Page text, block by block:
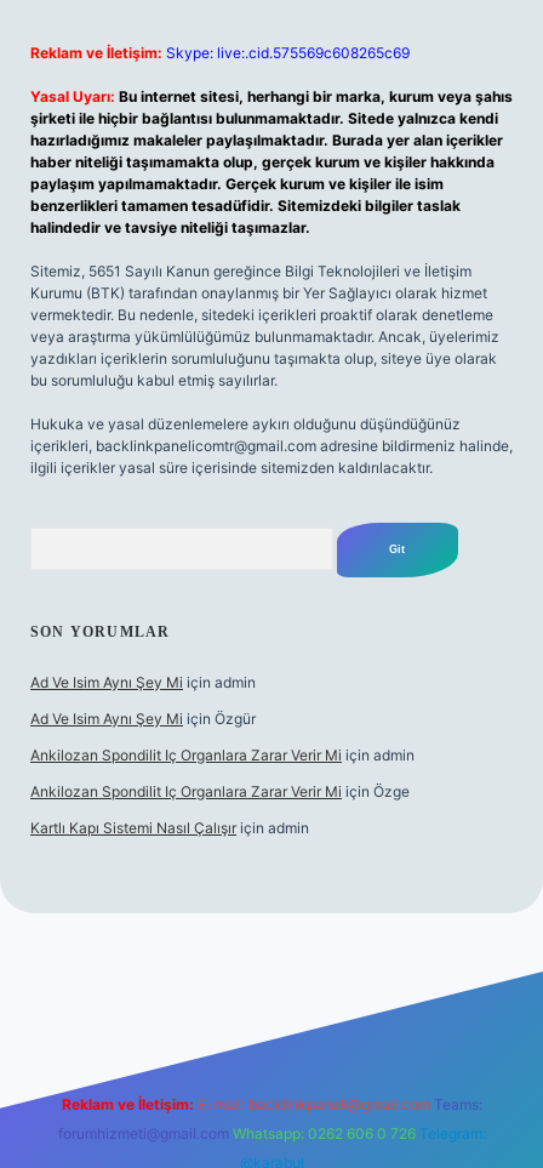
Reklam ve İletişim: Skype: live:.cid.575569c608265c69
Yasal Uyarı: Bu internet sitesi, herhangi bir marka, kurum veya şahıs
şirketi ile hiçbir bağlantısı bulunmamaktadır. Sitede yalnızca kendi
hazırladığımız makaleler paylaşılmaktadır. Burada yer alan içerikler
haber niteliği taşımamakta olup, gerçek kurum ve kişiler hakkında
paylaşım yapılmamaktadır. Gerçek kurum ve kişiler ile isim
benzerlikleri tamamen tesadüfidir. Sitemizdeki bilgiler taslak
halindedir ve tavsiye niteliği taşımazlar.
Sitemiz, 5651 Sayılı Kanun gereğince Bilgi Teknolojileri ve İletişim
Kurumu (BTK) tarafından onaylanmış bir Yer Sağlayıcı olarak hizmet
vermektedir. Bu nedenle, sitedeki içerikleri proaktif olarak denetleme
veya araştırma yükümlülüğümüz bulunmamaktadır. Ancak, üyelerimiz
yazdıkları içeriklerin sorumluluğunu taşımakta olup, siteye üye olarak
bu sorumluluğu kabul etmiş sayılırlar.
Hukuka ve yasal düzenlemelere aykırı olduğunu düşündüğünüz
içerikleri, backlinkpanelicomtr@gmail.com adresine bildirmeniz halinde,
ilgili içerikler yasal süre içerisinde sitemizden kaldırılacaktır.
SON YORUMLAR
Ad Ve Isim Aynı Şey Mi için admin
Ad Ve Isim Aynı Şey Mi için Özgür
Ankilozan Spondilit Iç Organlara Zarar Verir Mi için admin
Ankilozan Spondilit Iç Organlara Zarar Verir Mi için Özge
Kartlı Kapı Sistemi Nasıl Çalışır için admin
Reklam ve İletişim: E-mail: backlinkpaneli@gmail.com Teams:
forumhizmeti@gmail.com Whatsapp: 0262 606 0 726 Telegram:
@karabul